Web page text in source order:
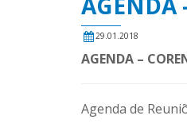
29.01.2018
AGENDA –
Agenda de